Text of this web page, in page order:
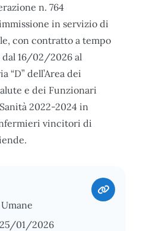
n. 764
in servizio di
con contratto a tempo
16/02/2026 al
“D” dell’Area dei
e dei Funzionari
2022-2024 in
vincitori di
25/01/2026